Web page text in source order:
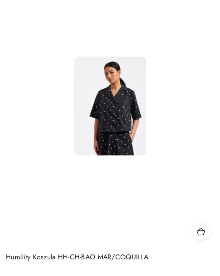
Humility Koszula HH-CH-BAO MAR/COQUILLA